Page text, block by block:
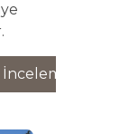
İnceleme